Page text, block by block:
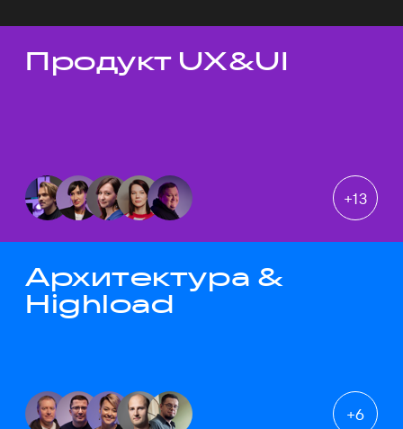
Темы докладов
Продукт UX&UI
+13
Архитектура &
Highload
+6